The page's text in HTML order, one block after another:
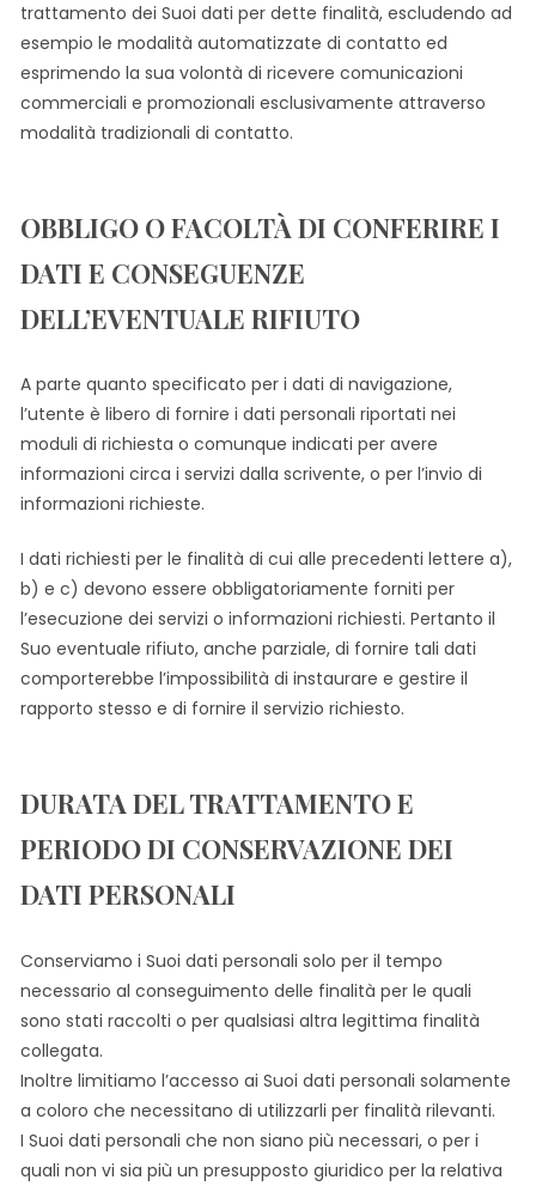
trattamento dei Suoi dati per dette finalità, escludendo ad
esempio le modalità automatizzate di contatto ed
esprimendo la sua volontà di ricevere comunicazioni
commerciali e promozionali esclusivamente attraverso
modalità tradizionali di contatto.
OBBLIGO O FACOLTÀ DI CONFERIRE I
DATI E CONSEGUENZE
DELL’EVENTUALE RIFIUTO
A parte quanto specificato per i dati di navigazione,
l’utente è libero di fornire i dati personali riportati nei
moduli di richiesta o comunque indicati per avere
informazioni circa i servizi dalla scrivente, o per l’invio di
informazioni richieste.
I dati richiesti per le finalità di cui alle precedenti lettere a),
b) e c) devono essere obbligatoriamente forniti per
l’esecuzione dei servizi o informazioni richiesti. Pertanto il
Suo eventuale rifiuto, anche parziale, di fornire tali dati
comporterebbe l’impossibilità di instaurare e gestire il
rapporto stesso e di fornire il servizio richiesto.
DURATA DEL TRATTAMENTO E
PERIODO DI CONSERVAZIONE DEI
DATI PERSONALI
Conserviamo i Suoi dati personali solo per il tempo
necessario al conseguimento delle finalità per le quali
sono stati raccolti o per qualsiasi altra legittima finalità
collegata.
Inoltre limitiamo l’accesso ai Suoi dati personali solamente
a coloro che necessitano di utilizzarli per finalità rilevanti.
I Suoi dati personali che non siano più necessari, o per i
quali non vi sia più un presupposto giuridico per la relativa